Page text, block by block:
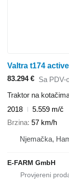
Valtra t174
83.294 € Sa PDV-
Traktor na
2018
5.559 m/č
Brzina 57 km/h
Njemačka,
E-FARM GmbH